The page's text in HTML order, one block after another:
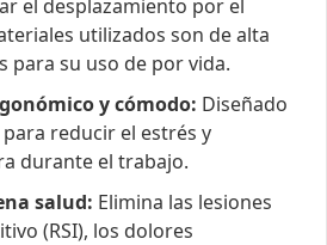
el desplazamiento por el
utilizados son de alta
para su uso de por vida.
y cómodo: Diseñado
reducir el estrés y
durante el trabajo.
salud: Elimina las lesiones
(RSI), los dolores